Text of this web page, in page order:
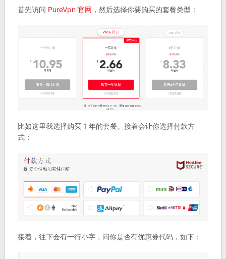
首先访问 PureVpn 官网 ，然后选择你要购买的套餐类型：
比如这里我选择购买 1 年的套餐。接着会让你选择付款方
式：
接着，往下会有一行小字，问你是否有优惠券代码，如下：